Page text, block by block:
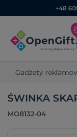
+48
Gadżety
ŚWINKA
MO8132-04